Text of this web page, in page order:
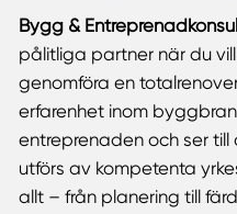
Bygg &
pålitliga partner när du
genomföra en
erfarenhet inom
entreprenaden och ser
utförs av kompetenta
allt – från planering till